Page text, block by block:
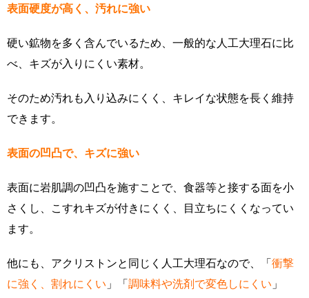
表面硬度が高く、汚れに強い
硬い鉱物を多く含んでいるため、一般的な人工大理石に比
べ、キズが入りにくい素材。
そのため汚れも入り込みにくく、キレイな状態を長く維持
できます。
表面の凹凸で、キズに強い
表面に岩肌調の凹凸を施すことで、食器等と接する面を小
さくし、こすれキズが付きにくく、目立ちにくくなってい
ます。
他にも、アクリストンと同じく人工大理石なので、「衝撃
に強く、割れにくい 」「調味料や洗剤で変色しにくい 」